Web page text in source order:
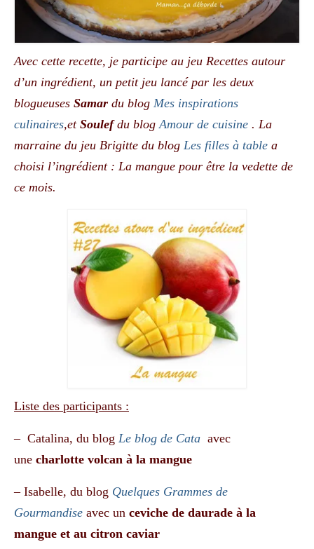
Avec cette recette, je participe au jeu Recettes autour
d’un ingrédient, un petit jeu lancé par les deux
blogueuses Samar du blog Mes inspirations
culinaires,et Soulefdu blog Amour de cuisine . La
marraine du jeu Brigitte du blog Les filles à table a
choisi l’ingrédient : La mangue pour être la vedette de
ce mois.
Liste des participants :
– Catalina, du blog Le blog de Cata avec
une charlotte volcan à la mangue
– Isabelle, du blog Quelques Grammes de
Gourmandise avec un ceviche de daurade à la
mangue et au citron caviar